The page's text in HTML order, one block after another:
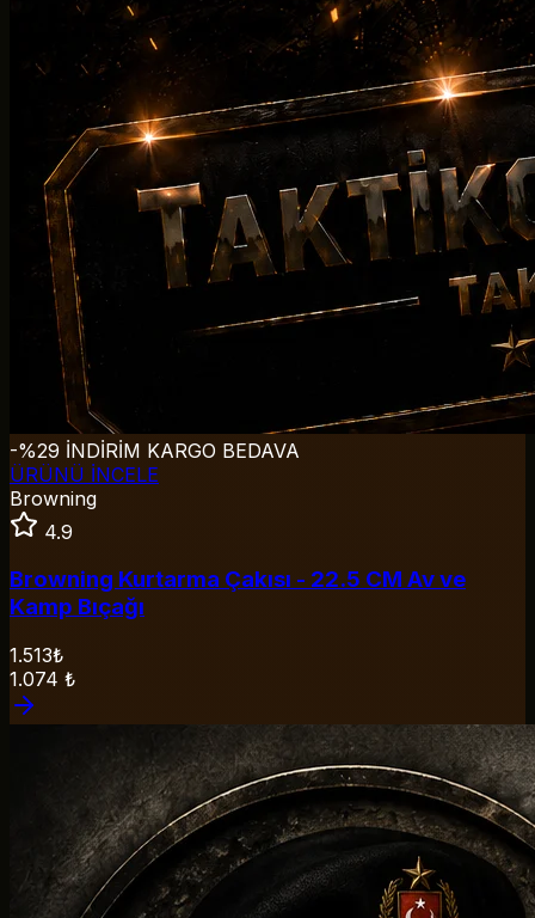
-%29 İNDİRİM KARGO BEDAVA
ÜRÜNÜ İNCELE
Browning
4.9
Browning Kurtarma Çakısı - 22.5 CM Av ve
Kamp Bıçağı
1.513₺
1.074 ₺